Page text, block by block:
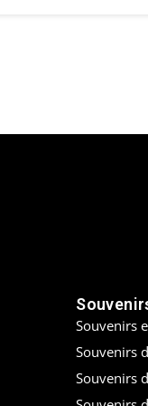
Souvenirs
Souvenirs
Souvenirs